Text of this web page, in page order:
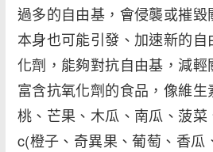
過多的自由基，會侵襲或摧毀
本身也可能引發、加速新的
化劑，能夠對抗自由基，減
富含抗氧化劑的食品，像維
桃、芒果、木瓜、南瓜、菠
c(橙子、奇異果、葡萄、香瓜